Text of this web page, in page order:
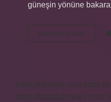
güneşin yönüne
Devamını okuyun
Pusulasız
Yön
https://obirsite.com
https://bastdebriyaj.com.tr